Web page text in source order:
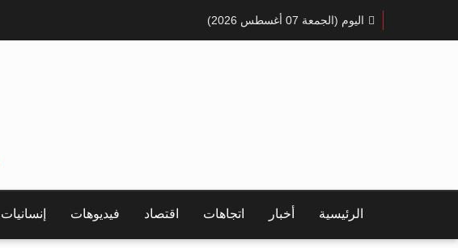
اليوم (الجمعة 07 أغسطس 2026)
الرئيسية أخبار اتجاهات اقتصاد فيديوهات إنسانيات